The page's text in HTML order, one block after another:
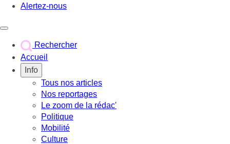
Alertez-nous
Rechercher
Accueil
Info
Tous nos articles
Nos reportages
Le zoom de la rédac'
Politique
Mobilité
Culture